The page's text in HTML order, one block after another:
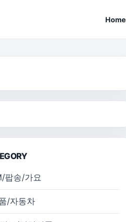
Home
팝송/가요
/자동차